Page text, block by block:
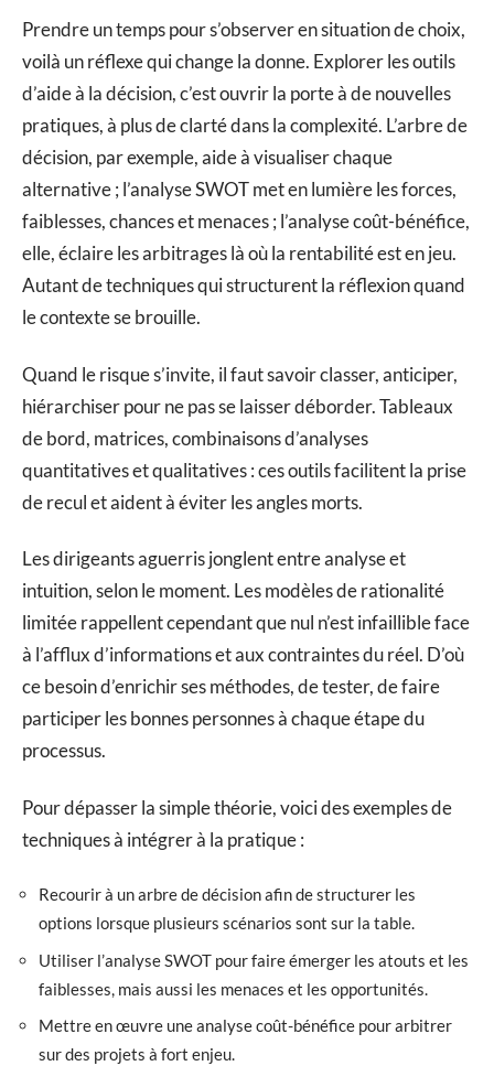
Prendre un temps pour s’observer en situation de choix,
voilà un réflexe qui change la donne. Explorer les outils
d’aide à la décision, c’est ouvrir la porte à de nouvelles
pratiques, à plus de clarté dans la complexité. L’arbre de
décision, par exemple, aide à visualiser chaque
alternative ; l’analyse SWOT met en lumière les forces,
faiblesses, chances et menaces ; l’analyse coût-bénéfice,
elle, éclaire les arbitrages là où la rentabilité est en jeu.
Autant de techniques qui structurent la réflexion quand
le contexte se brouille.
Quand le risque s’invite, il faut savoir classer, anticiper,
hiérarchiser pour ne pas se laisser déborder. Tableaux
de bord, matrices, combinaisons d’analyses
quantitatives et qualitatives : ces outils facilitent la prise
de recul et aident à éviter les angles morts.
Les dirigeants aguerris jonglent entre analyse et
intuition, selon le moment. Les modèles de rationalité
limitée rappellent cependant que nul n’est infaillible face
à l’afflux d’informations et aux contraintes du réel. D’où
ce besoin d’enrichir ses méthodes, de tester, de faire
participer les bonnes personnes à chaque étape du
processus.
Pour dépasser la simple théorie, voici des exemples de
techniques à intégrer à la pratique :
Recourir à un arbre de décision afin de structurer les
options lorsque plusieurs scénarios sont sur la table.
Utiliser l’analyse SWOT pour faire émerger les atouts et les
faiblesses, mais aussi les menaces et les opportunités.
Mettre en œuvre une analyse coût-bénéfice pour arbitrer
sur des projets à fort enjeu.